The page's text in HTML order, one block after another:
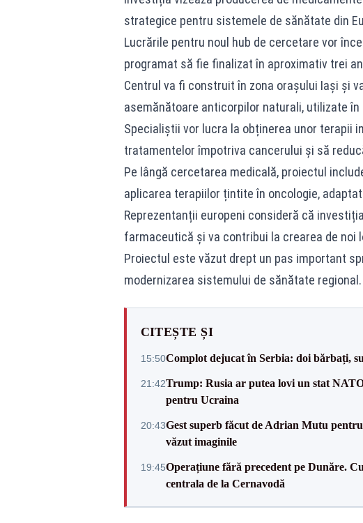
strategice pentru sistemele de sănătate din
Lucrările pentru noul hub de cercetare vor
programat să fie finalizat în aproximativ trei
Centrul va fi construit în zona orașului Iași și
asemănătoare anticorpilor naturali, utilizate
Specialiștii vor lucra la obținerea unor terapii
tratamentelor împotriva cancerului și să
Pe lângă cercetarea medicală, proiectul
aplicarea terapiilor țintite în oncologie,
Reprezentanții europeni consideră că
farmaceutică și va contribui la crearea de noi
Proiectul este văzut drept un pas important
modernizarea sistemului de sănătate
CITEȘTE ȘI
15:50Complot dejucat în Serbia: doi bărbați,
21:42Trump: Rusia ar putea lovi un stat
pentru Ucraina
20:43Gest superb făcut de Adrian Mutu
văzut imaginile
19:45Operațiune fără precedent pe Dunăre.
centrala de la Cernavodă